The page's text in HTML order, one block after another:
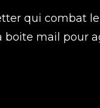
qui combat
boite mail pour